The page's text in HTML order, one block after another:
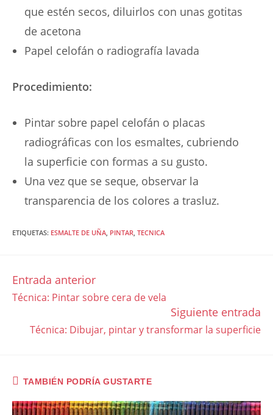
que estén secos, diluirlos con unas gotitas
de acetona
Papel celofán o radiografía lavada
Procedimiento:
Pintar sobre papel celofán o placas
radiográficas con los esmaltes, cubriendo
la superficie con formas a su gusto.
Una vez que se seque, observar la
transparencia de los colores a trasluz.
ETIQUETAS: ESMALTE DE UÑA, PINTAR, TECNICA
LEER
MÁS
Entrada anterior
Técnica: Pintar sobre cera de vela
Siguiente entrada
Técnica: Dibujar, pintar y transformar la superficie
TAMBIÉN PODRÍA GUSTARTE